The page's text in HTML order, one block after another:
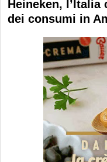
Heineken,
dei consumi in